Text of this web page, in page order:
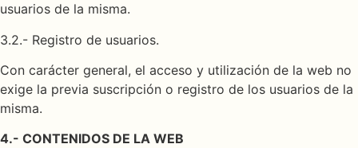
usuarios de la misma.
3.2.- Registro de usuarios.
Con carácter general, el acceso y utilización de la web no
exige la previa suscripción o registro de los usuarios de la
misma.
4.- CONTENIDOS DE LA WEB